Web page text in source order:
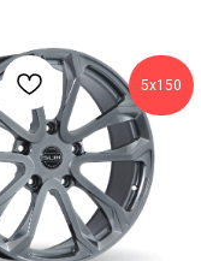
5х150